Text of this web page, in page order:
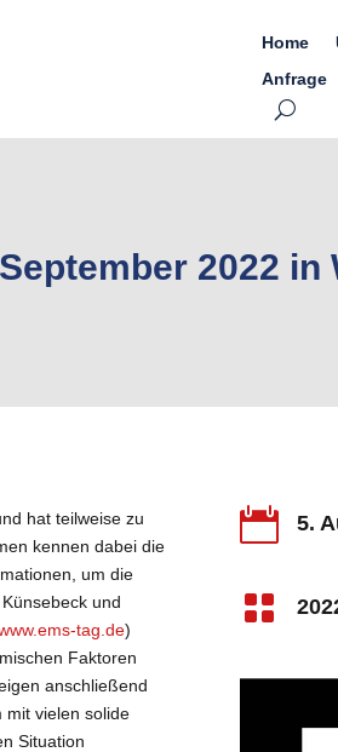
Home
Anfrage
2022 in
hat teilweise zu
kennen dabei die
um die
und
tag.de)
Faktoren
anschließend
mit vielen solide
Situation
 5.
